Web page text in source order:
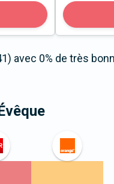
avec 0% de très